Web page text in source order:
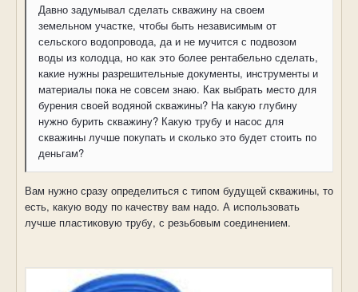
Давно задумывал сделать скважину на своем
земельном участке, чтобы быть независимым от
сельского водопровода, да и не мучится с подвозом
воды из колодца, но как это более рентабельно сделать,
какие нужны разрешительные документы, инструменты и
материалы пока не совсем знаю. Как выбрать место для
бурения своей водяной скважины? На какую глубину
нужно бурить скважину? Какую трубу и насос для
скважины лучше покупать и сколько это будет стоить по
деньгам?
Вам нужно сразу определиться с типом будущей скважины, то
есть, какую воду по качеству вам надо. А использовать
лучше пластиковую трубу, с резьбовым соединением.